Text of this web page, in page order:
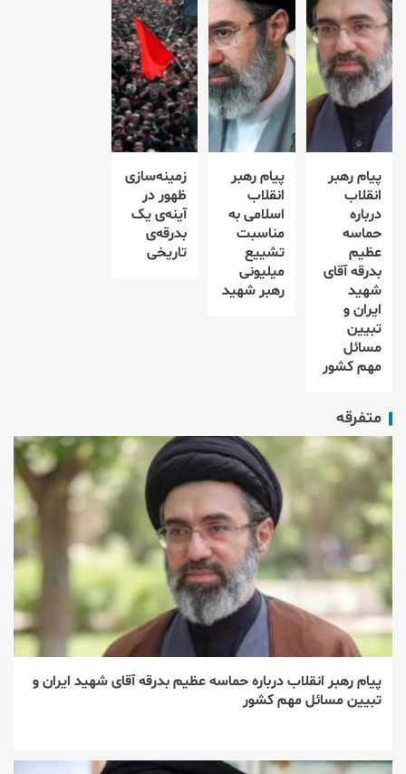
پیام رهبر
انقلاب
درباره
حماسه
عظیم
بدرقه آقای
شهید
ایران و
تبیین
مسائل
مهم کشور
پیام رهبر
انقلاب
اسلامی به
مناسبت
تشییع
میلیونی
رهبر شهید
زمینه‌سازی
ظهور در
آینه‌ی یک
بدرقه‌ی
تاریخی
متفرقه
پیام رهبر انقلاب درباره حماسه عظیم بدرقه آقای شهید ایران و
تبیین مسائل مهم کشور